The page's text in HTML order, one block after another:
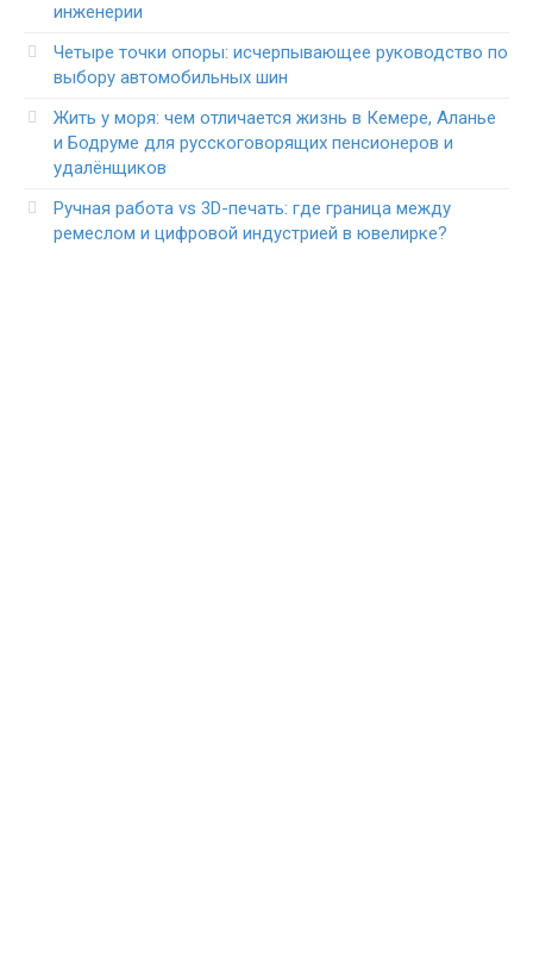
инженерии
Четыре точки опоры: исчерпывающее руководство по
выбору автомобильных шин
Жить у моря: чем отличается жизнь в Кемере, Аланье
и Бодруме для русскоговорящих пенсионеров и
удалёнщиков
Ручная работа vs 3D-печать: где граница между
ремеслом и цифровой индустрией в ювелирке?